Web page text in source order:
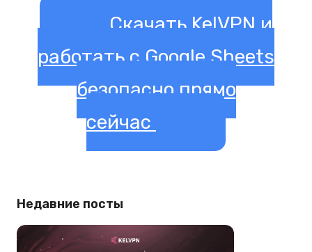
Скачать KelVPN и
работать с Google Sheets
безопасно прямо
сейчас
Недавние посты